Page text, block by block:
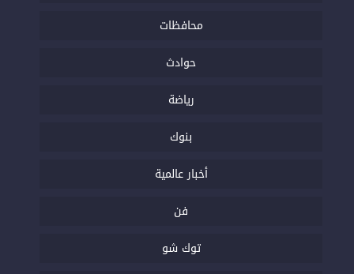
محافظات
حوادث
رياضة
بنوك
أخبار عالمية
فن
توك شو